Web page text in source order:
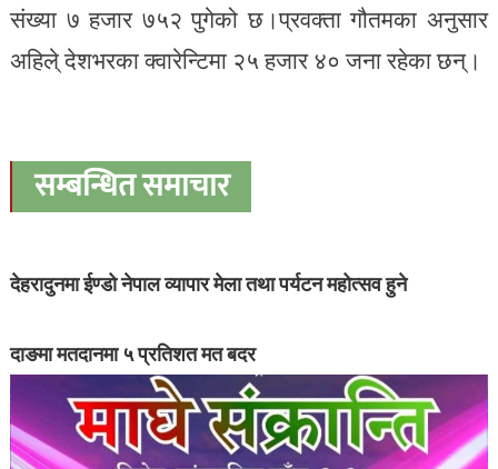
संख्या ७ हजार ७५२ पुगेको छ।प्रवक्ता गौतमका अनुसार
अहिले् देशभरका क्वारेन्टिमा २५ हजार ४० जना रहेका छन्।
सम्बन्धित समाचार
देहरादुनमा ईण्डो नेपाल व्यापार मेला तथा पर्यटन महोत्सव हुने
दाङमा मतदानमा ५ प्रतिशत मत बदर